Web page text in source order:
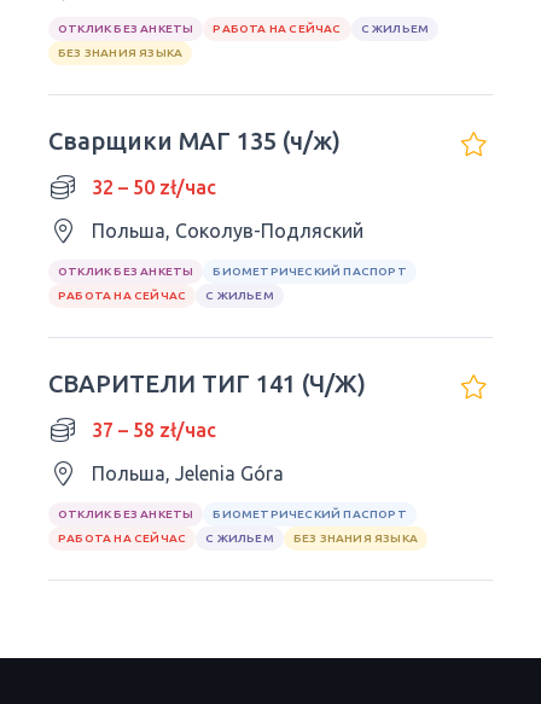
ОТКЛИК БЕЗ АНКЕТЫ РАБОТА НА СЕЙЧАС
С ЖИЛЬЕМ
БЕЗ ЗНАНИЯ ЯЗЫКА
Сварщики МАГ 135 (ч/ж)
32 – 50 zł/час
Польша, Соколув-Подляский
ОТКЛИК БЕЗ АНКЕТЫ
БИОМЕТРИЧЕСКИЙ ПАСПОРТ
РАБОТА НА СЕЙЧАС
С ЖИЛЬЕМ
СВАРИТЕЛИ ТИГ 141 (Ч/Ж)
37 – 58 zł/час
Польша, Jelenia Góra
ОТКЛИК БЕЗ АНКЕТЫ
БИОМЕТРИЧЕСКИЙ ПАСПОРТ
РАБОТА НА СЕЙЧАС
С ЖИЛЬЕМ БЕЗ ЗНАНИЯ ЯЗЫКА